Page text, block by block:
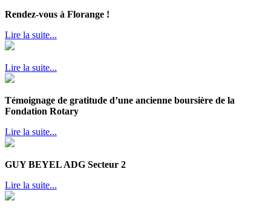
Rendez-vous à Florange !
Lire la suite...
Lire la suite...
Témoignage de gratitude d’une ancienne boursière de la
Fondation Rotary
Lire la suite...
GUY BEYEL ADG Secteur 2
Lire la suite...